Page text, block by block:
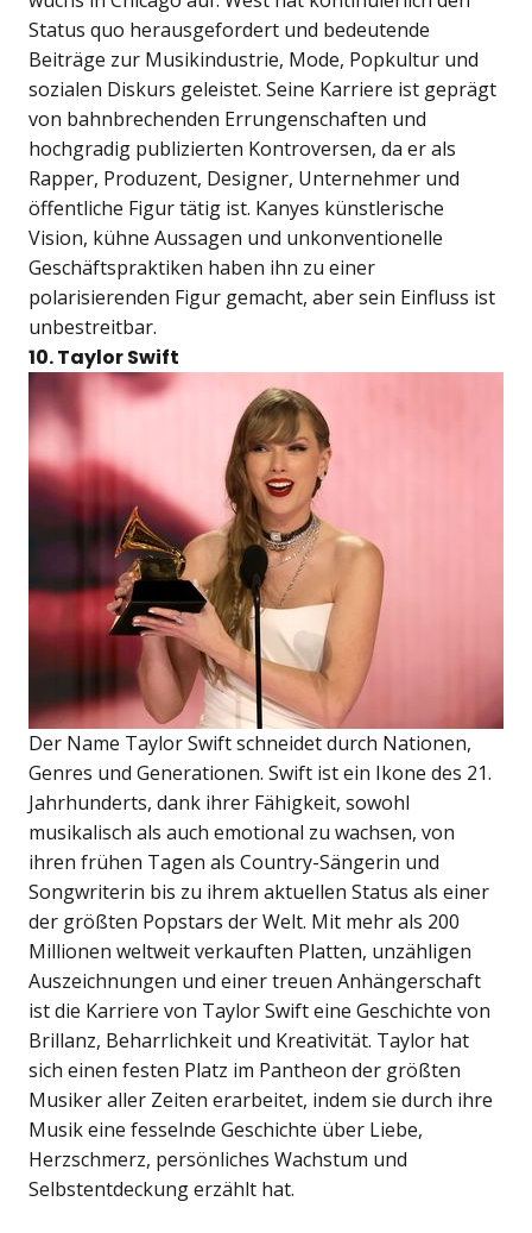
Status quo herausgefordert und bedeutende
Beiträge zur Musikindustrie, Mode, Popkultur und
sozialen Diskurs geleistet. Seine Karriere ist geprägt
von bahnbrechenden Errungenschaften und
hochgradig publizierten Kontroversen, da er als
Rapper, Produzent, Designer, Unternehmer und
öffentliche Figur tätig ist. Kanyes künstlerische
Vision, kühne Aussagen und unkonventionelle
Geschäftspraktiken haben ihn zu einer
polarisierenden Figur gemacht, aber sein Einfluss ist
unbestreitbar.
10. Taylor Swift
Der Name Taylor Swift schneidet durch Nationen,
Genres und Generationen. Swift ist ein Ikone des 21.
Jahrhunderts, dank ihrer Fähigkeit, sowohl
musikalisch als auch emotional zu wachsen, von
ihren frühen Tagen als Country-Sängerin und
Songwriterin bis zu ihrem aktuellen Status als einer
der größten Popstars der Welt. Mit mehr als 200
Millionen weltweit verkauften Platten, unzähligen
Auszeichnungen und einer treuen Anhängerschaft
ist die Karriere von Taylor Swift eine Geschichte von
Brillanz, Beharrlichkeit und Kreativität. Taylor hat
sich einen festen Platz im Pantheon der größten
Musiker aller Zeiten erarbeitet, indem sie durch ihre
Musik eine fesselnde Geschichte über Liebe,
Herzschmerz, persönliches Wachstum und
Selbstentdeckung erzählt hat.